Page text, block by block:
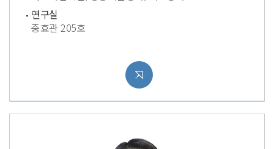
연구실
충효관 205호